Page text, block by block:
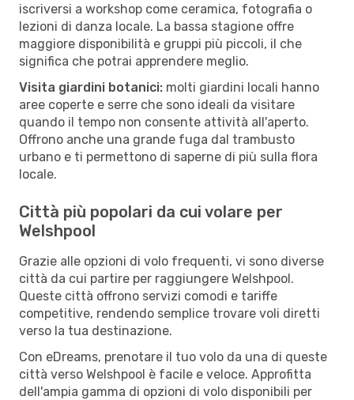
iscriversi a workshop come ceramica, fotografia o
lezioni di danza locale. La bassa stagione offre
maggiore disponibilità e gruppi più piccoli, il che
significa che potrai apprendere meglio.
Visita giardini botanici: molti giardini locali hanno
aree coperte e serre che sono ideali da visitare
quando il tempo non consente attività all'aperto.
Offrono anche una grande fuga dal trambusto
urbano e ti permettono di saperne di più sulla flora
locale.
Città più popolari da cui volare per
Welshpool
Grazie alle opzioni di volo frequenti, vi sono diverse
città da cui partire per raggiungere Welshpool.
Queste città offrono servizi comodi e tariffe
competitive, rendendo semplice trovare voli diretti
verso la tua destinazione.
Con eDreams, prenotare il tuo volo da una di queste
città verso Welshpool è facile e veloce. Approfitta
dell'ampia gamma di opzioni di volo disponibili per